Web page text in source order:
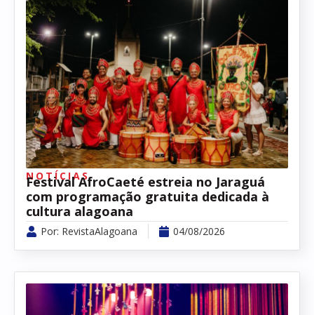
NOTÍCIAS
Festival AfroCaeté estreia no Jaraguá
com programação gratuita dedicada à
cultura alagoana
Por: RevistaAlagoana 04/08/2026